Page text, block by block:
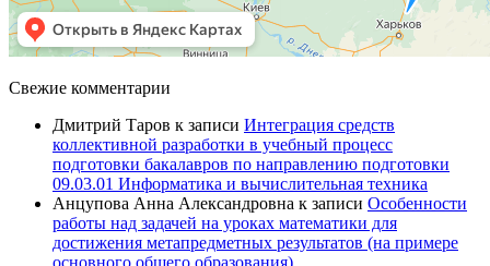
Свежие комментарии
Дмитрий Таров к записи Интеграция средств
коллективной разработки в учебный процесс
подготовки бакалавров по направлению подготовки
09.03.01 Информатика и вычислительная техника
Анцупова Анна Александровна к записи Особенности
работы над задачей на уроках математики для
достижения метапредметных результатов (на примере